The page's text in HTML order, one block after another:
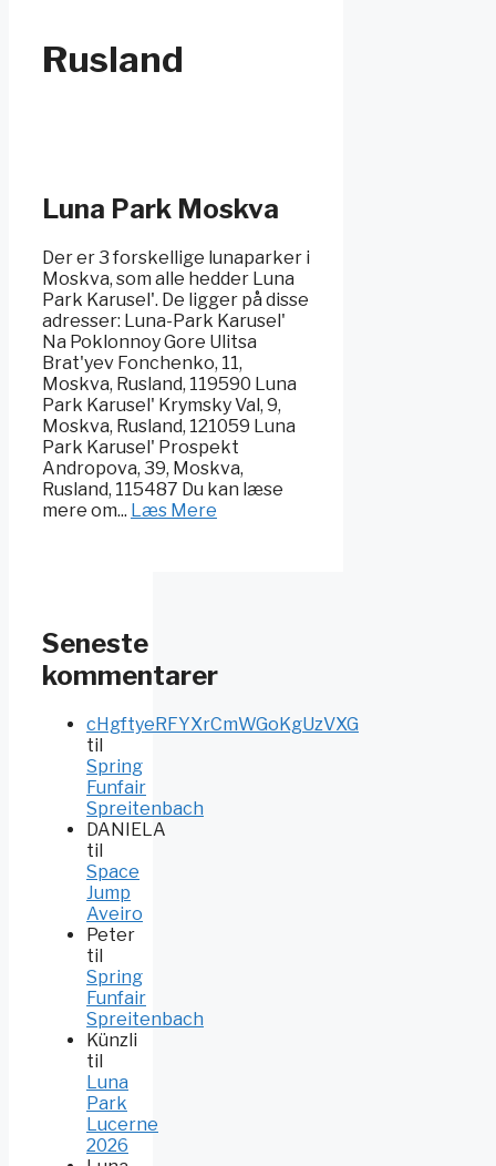
Rusland
Luna Park Moskva
Der er 3 forskellige lunaparker i
Moskva, som alle hedder Luna
Park Karusel'. De ligger på disse
adresser: Luna-Park Karusel'
Na Poklonnoy Gore Ulitsa
Brat'yev Fonchenko, 11,
Moskva, Rusland, 119590 Luna
Park Karusel' Krymsky Val, 9,
Moskva, Rusland, 121059 Luna
Park Karusel' Prospekt
Andropova, 39, Moskva,
Rusland, 115487 Du kan læse
mere om... Læs Mere
Seneste
kommentarer
cHgftyeRFYXrCmWGoKgUzVXG
til
Spring
Funfair
Spreitenbach
DANIELA
til
Space
Jump
Aveiro
Peter
til
Spring
Funfair
Spreitenbach
Künzli
til
Luna
Park
Lucerne
2026